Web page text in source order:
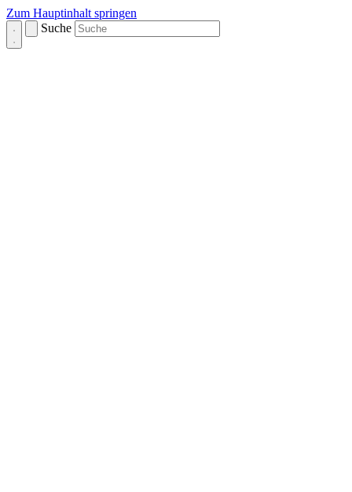
Zum Hauptinhalt springen
Suche